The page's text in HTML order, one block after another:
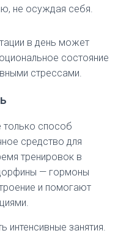
не осуждая себя.
в день может
состояние
стрессами.
только способ
средство для
тренировок в
— гормоны
и помогают
интенсивные занятия.